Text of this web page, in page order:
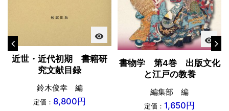
visibility
近世・近代初期 書籍研
究文献目録
鈴木俊幸 編
定価： 8,800円
visibility
書物学 第4巻 出版文化
と江戸の教養
編集部 編
定価： 1,650円